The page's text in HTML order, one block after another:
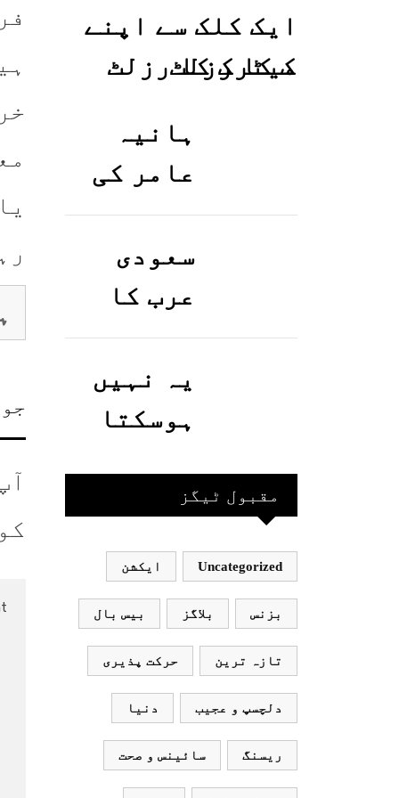
ایک کلک سے اپنے
میٹرک کا رزلٹ
ہانیہ
عامر کی
بہن ایشا
عامر کی
بولڈ
تصاویر
وائرل ہو
گئیں
سعودی
عرب کا
ورک ویزا
کیسے
حاصل کیا
ہے؟جانیے
یہ نہیں
ہوسکتا
بھارت
کھیلے
اور
بھارتی
ٹیم
پاکستان
نہ آئے،
مقبول ٹیگز
Uncategorized ایکشن
بزنس بلاگز بیس بال
تازہ ترین حرکت پذیری
دلچسپ و عجیب دنیا
ریسنگ سائینس و صحت
کو